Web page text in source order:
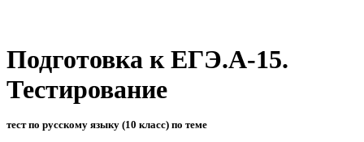
Подготовка к ЕГЭ.А-15.
Тестирование
тест по русскому языку (10 класс) по теме